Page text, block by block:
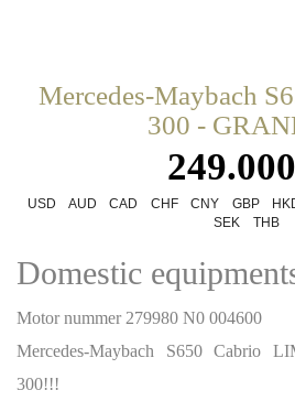
Mercedes-Maybach
300 -
USD AUD CAD CHF CNY GBP
SEK
THB
Domestic
Motor nummer 279980 N0 004600
Mercedes-Maybach S650 Cabrio
300!!!